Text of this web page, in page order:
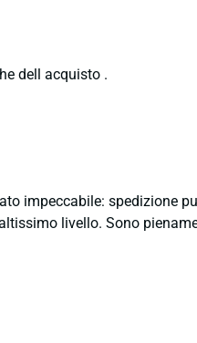
dell acquisto .
impeccabile: spedizione
livello. Sono